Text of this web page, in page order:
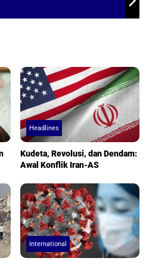
Headlines
Kudeta, Revolusi, dan Dendam:
Awal Konflik Iran-AS
International